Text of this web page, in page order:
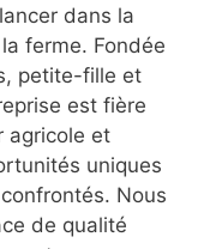
dans la
ferme. Fondée
petite-fille et
est fière
agricole et
uniques
Nous
de qualité